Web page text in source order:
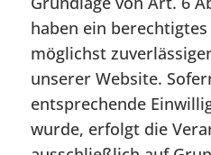
haben ein
möglichst
unserer Website.
entsprechende
wurde, erfolgt die